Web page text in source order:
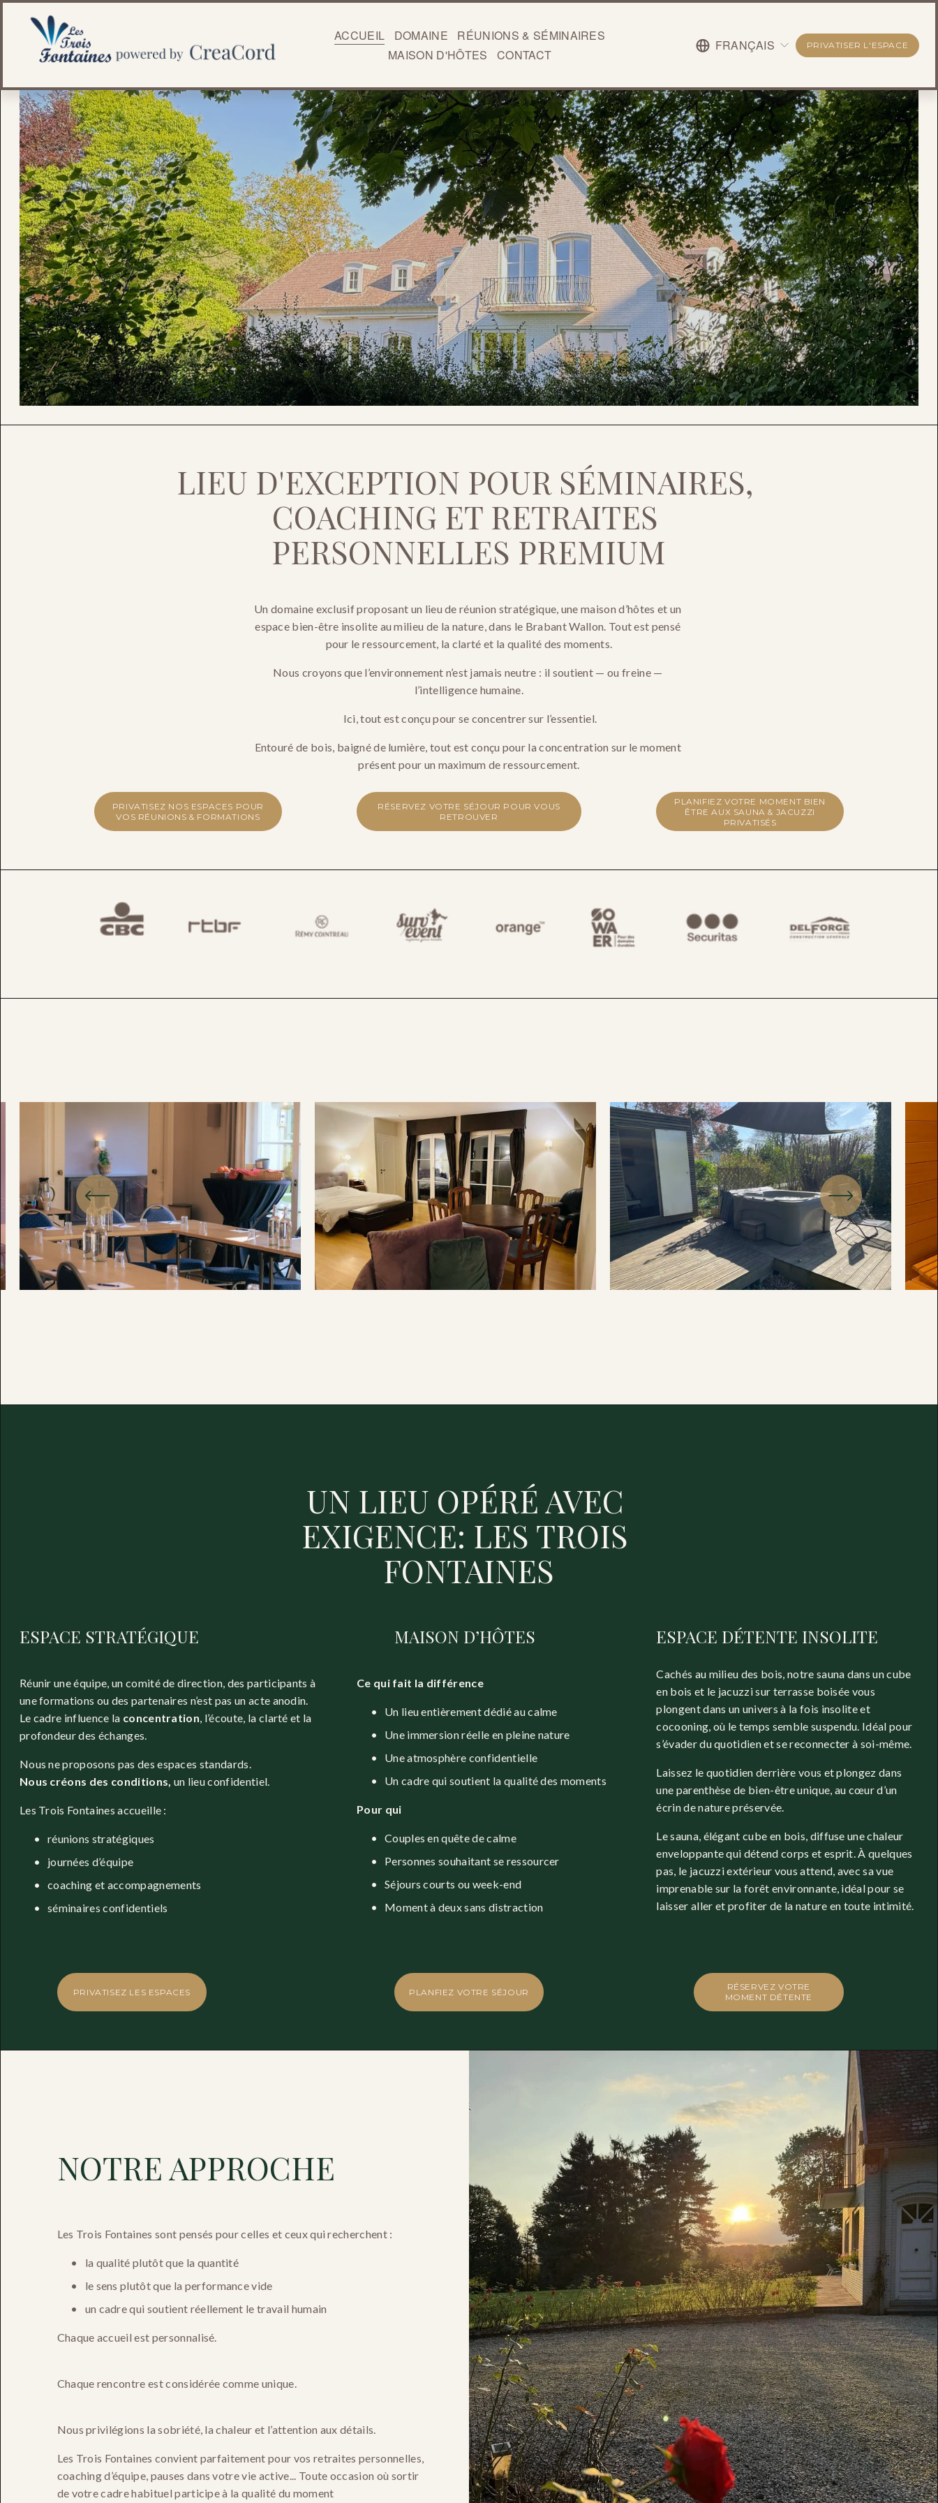
ACCUEIL DOMAINE
RÉUNIONS & SÉMINAIRES
MAISON D'HÔTES
CONTACT
FRANÇAIS PRIVATISER L'ESPACE
LIEU D'EXCEPTION POUR SÉMINAIRES,
COACHING ET RETRAITES
PERSONNELLES PREMIUM
Un domaine exclusif proposant un lieu de réunion stratégique, une maison d’hôtes et un
espace bien-être insolite au milieu de la nature, dans le Brabant Wallon. Tout est pensé
pour le ressourcement, la clarté et la qualité des moments.
Nous croyons que l’environnement n’est jamais neutre : il soutient — ou freine —
l’intelligence humaine.
Ici, tout est conçu pour se concentrer sur l’essentiel.
Entouré de bois, baigné de lumière, tout est conçu pour la concentration sur le moment
présent pour un maximum de ressourcement.
PRIVATISEZ NOS ESPACES POUR
VOS RÉUNIONS & FORMATIONS
RÉSERVEZ VOTRE SÉJOUR POUR VOUS
RETROUVER
PLANIFIEZ VOTRE MOMENT BIEN
ÊTRE AUX SAUNA & JACUZZI
PRIVATISÉS
UN LIEU OPÉRÉ AVEC
EXIGENCE: LES TROIS
FONTAINES
ESPACE STRATÉGIQUE
Réunir une équipe, un comité de direction, des participants à
une formations ou des partenaires n’est pas un acte anodin.
Le cadre influence la concentration , l’écoute, la clarté et la
profondeur des échanges.
Nous ne proposons pas des espaces standards.
Nous créons des conditions, un lieu confidentiel.
Les Trois Fontaines accueille :
réunions stratégiques
journées d’équipe
coaching et accompagnements
séminaires confidentiels
PRIVATISEZ LES ESPACES
MAISON D’HÔTES
Ce qui fait la différence
Un lieu entièrement dédié au calme
Une immersion réelle en pleine nature
Une atmosphère confidentielle
Un cadre qui soutient la qualité des moments
Pour qui
Couples en quête de calme
Personnes souhaitant se ressourcer
Séjours courts ou week-end
Moment à deux sans distraction
PLANFIEZ VOTRE SÉJOUR
ESPACE DÉTENTE INSOLITE
Cachés au milieu des bois, notre sauna dans un cube
en bois et le jacuzzi sur terrasse boisée vous
plongent dans un univers à la fois insolite et
cocooning, où le temps semble suspendu. Idéal pour
s’évader du quotidien et se reconnecter à soi-même.
Laissez le quotidien derrière vous et plongez dans
une parenthèse de bien-être unique, au cœur d’un
écrin de nature préservée.
Le sauna, élégant cube en bois, diffuse une chaleur
enveloppante qui détend corps et esprit. À quelques
pas, le jacuzzi extérieur vous attend, avec sa vue
imprenable sur la forêt environnante, idéal pour se
laisser aller et profiter de la nature en toute intimité.
RÉSERVEZ VOTRE
MOMENT DÉTENTE
NOTRE APPROCHE
Les Trois Fontaines sont pensés pour celles et ceux qui recherchent :
la qualité plutôt que la quantité
le sens plutôt que la performance vide
un cadre qui soutient réellement le travail humain
Chaque accueil est personnalisé.
Chaque rencontre est considérée comme unique.
Nous privilégions la sobriété, la chaleur et l’attention aux détails.
Les Trois Fontaines convient parfaitement pour vos retraites personnelles,
coaching d’équipe, pauses dans votre vie active... Toute occasion où sortir
de votre cadre habituel participe à la qualité du moment